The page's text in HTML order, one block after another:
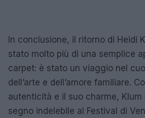
In conclusione, il ritorno di Heidi
stato molto più di una semplice
carpet: è stato un viaggio nel
dell’arte e dell’amore familiare.
autenticità e il suo charme, Klum
segno indelebile al Festival di